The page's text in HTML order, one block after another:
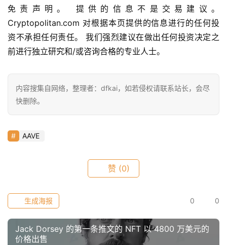
指
数
常
具
推
免责声明。 提供的信息不是交易建议。
Cryptopolitan.com 对根据本页提供的信息进行的任何投
资不承担任何责任。 我们强烈建议在做出任何投资决定之
前进行独立研究和/或咨询合格的专业人士。
内容搜集自网络，整理者：dfkai，如若侵权请联系站长，会尽
快删除。
AAVE
赞 (0)
0 0
生成海报
Jack Dorsey 的第一条推文的 NFT 以 4800 万美元的
价格出售